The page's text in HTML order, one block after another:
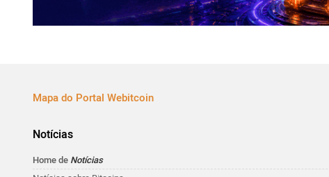
Mapa do Portal Webitcoin
Notícias
Home de Notícias